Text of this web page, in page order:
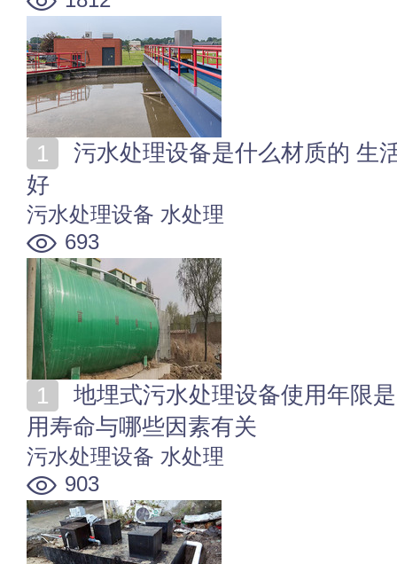
好
污水处理设备 水处理
693
用寿命与哪些因素有关
污水处理设备 水处理
903